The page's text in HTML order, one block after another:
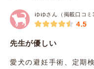
ゆゆさん（掲載口コミ
4.5
先生が優しい
愛犬の避妊手術、定期